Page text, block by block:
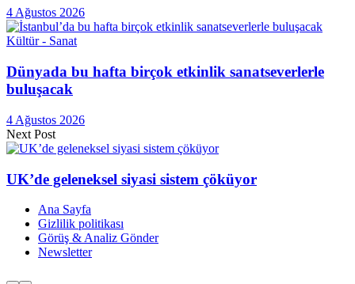
4 Ağustos 2026
Kültür - Sanat
Dünyada bu hafta birçok etkinlik sanatseverlerle
buluşacak
4 Ağustos 2026
Next Post
UK’de geleneksel siyasi sistem çöküyor
Ana Sayfa
Gizlilik politikası
Görüş & Analiz Gönder
Newsletter